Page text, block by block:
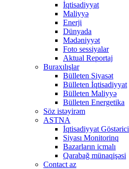
İqtisadiyyat
Maliyyə
Enerji
Dünyada
Mədəniyyət
Foto sessiyalar
Aktual Reportaj
Buraxılışlar
Bülleten Siyasət
Bülleten İqtisadiyyat
Bülleten Maliyyə
Bülleten Energetika
Söz istəyirəm
ASTNA
İqtisadiyyat
Siyası Monitorinq
Bazarların icmalı
Qarabağ münaqişəsi
Contact az